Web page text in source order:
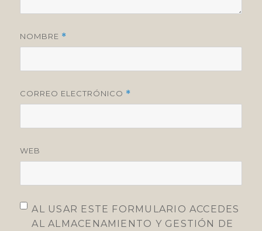
NOMBRE *
CORREO ELECTRÓNICO *
WEB
AL USAR ESTE FORMULARIO ACCEDES
AL ALMACENAMIENTO Y GESTIÓN DE